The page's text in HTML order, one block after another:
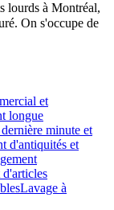
lourds à Montréal,
On s'occupe de
et
longue
minute et
d'antiquités et
d'articles
Lavage à